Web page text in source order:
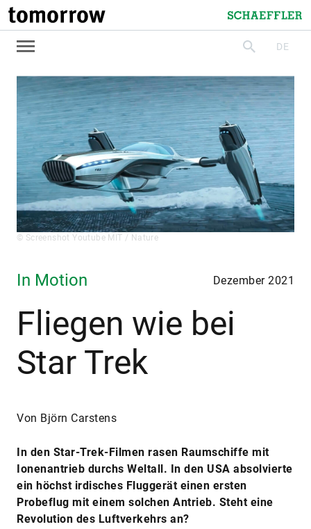
tomorrow
Schaeffler
suchenDE
© Screenshot Youtube MIT / Nature
In Motion Dezember 2021
Fliegen wie bei
Star Trek
Von Björn Carstens
In den Star-Trek-Filmen rasen Raumschiffe mit
Ionenantrieb durchs Weltall. In den USA absolvierte
ein höchst irdisches Fluggerät einen ersten
Probeflug mit einem solchen Antrieb. Steht eine
Revolution des Luftverkehrs an?